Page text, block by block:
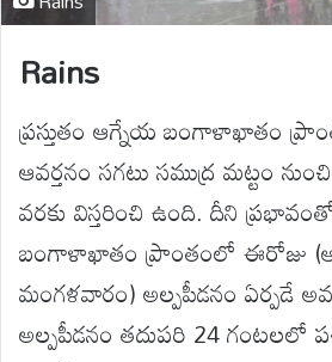
Rains
ప్రస్తుతం ఆగ్నేయ బంగాళాఖాతం
ఆవర్తనం సగటు సముద్ర మట్టం
వరకు విస్తరించి ఉంది. దీని
బంగాళాఖాతం ప్రాంతంలో ఈరోజు
మంగళవారం) అల్పపీడనం ఏర్పడే
అల్పపీడనం తదుపరి 24 గంటలలో